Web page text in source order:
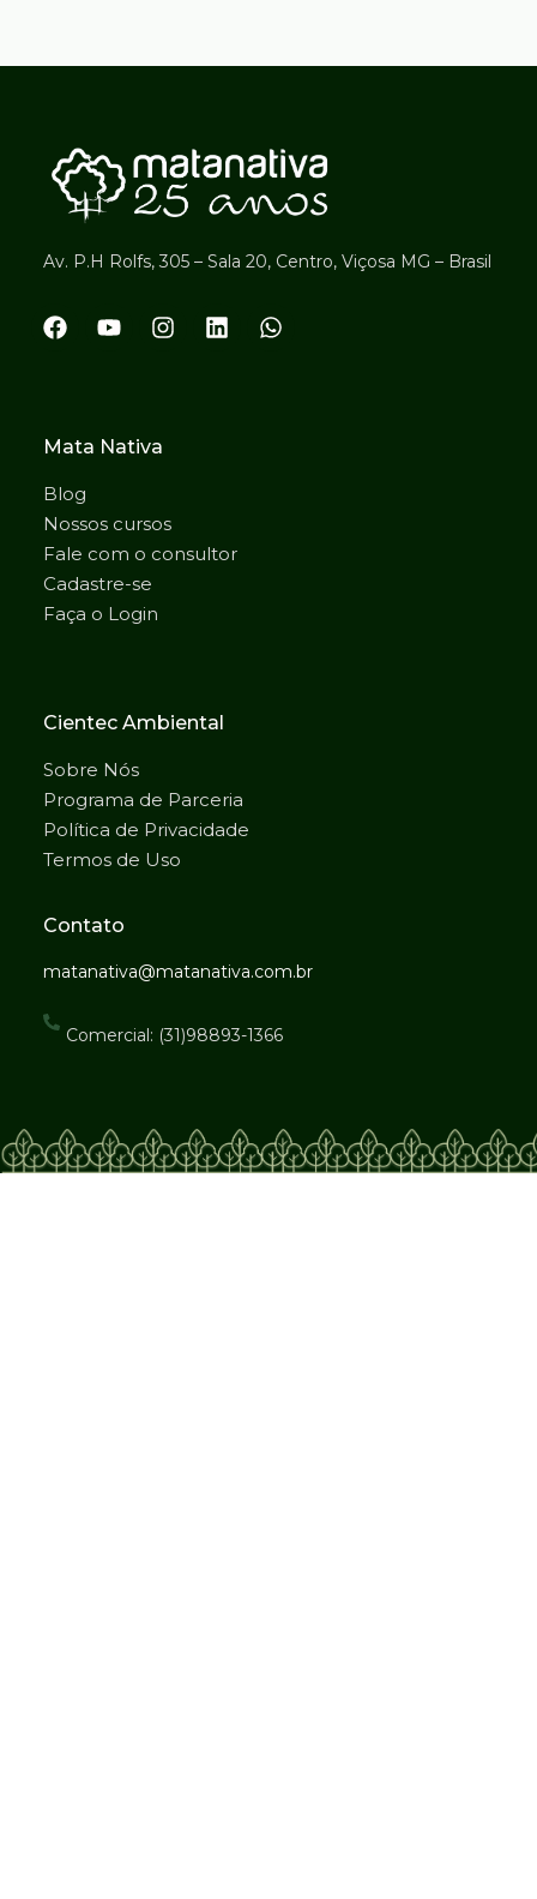
Av. P.H Rolfs, 305 – Sala 20, Centro, Viçosa MG – Brasil
Mata Nativa
Blog
Nossos cursos
Fale com o consultor
Cadastre-se
Faça o Login
Cientec Ambiental
Sobre Nós
Programa de Parceria
Política de Privacidade
Termos de Uso
Contato
matanativa@matanativa.com.br
Comercial: (31)98893-1366